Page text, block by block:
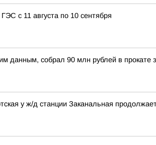
с 11 августа по 10 сентября
данным, собрал 90 млн рублей в прокате
у ж/д станции Заканальная